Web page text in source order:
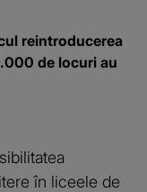
reintroducerea
de locuri au
în liceele de